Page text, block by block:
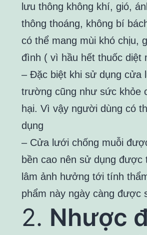
lưu thông không khí, gió,
thông thoáng, không bí
có thể mang mùi khó chịu,
đình ( vì hầu hết thuốc diệt
– Đặc biệt khi sử dụng cửa
trường cũng như sức khỏe
hại. Vì vậy người dùng có
dụng
– Cửa lưới chống muỗi
bền cao nên sử dụng được
lâm ảnh hưởng tới tính
phẩm này ngày càng được
2. Nhược